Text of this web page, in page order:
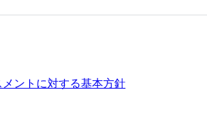
ントに対する基本方針